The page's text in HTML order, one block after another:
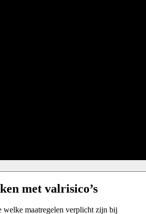
met valrisico’s
welke maatregelen verplicht zijn bij